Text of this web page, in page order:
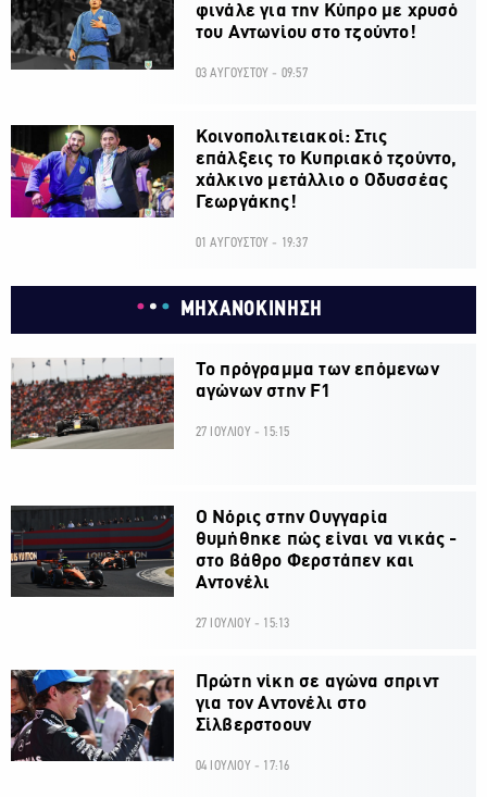
φινάλε για την Κύπρο με χρυσό
του Αντωνίου στο τζούντο!
03 ΑΥΓΟΥΣΤΟΥ - 09:57
Κοινοπολιτειακοί: Στις
επάλξεις το Κυπριακό τζούντο,
χάλκινο μετάλλιο ο Οδυσσέας
Γεωργάκης!
01 ΑΥΓΟΥΣΤΟΥ - 19:37
ΜΗΧΑΝΟΚΙΝΗΣΗ
Το πρόγραμμα των επόμενων
αγώνων στην F1
27 ΙΟΥΛΙΟΥ - 15:15
O Νόρις στην Ουγγαρία
θυμήθηκε πώς είναι να νικάς -
στο βάθρο Φερστάπεν και
Αντονέλι
27 ΙΟΥΛΙΟΥ - 15:13
Πρώτη νίκη σε αγώνα σπριντ
για τον Αντονέλι στο
Σίλβερστοουν
04 ΙΟΥΛΙΟΥ - 17:16